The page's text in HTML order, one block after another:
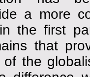
a more
the first
that
the